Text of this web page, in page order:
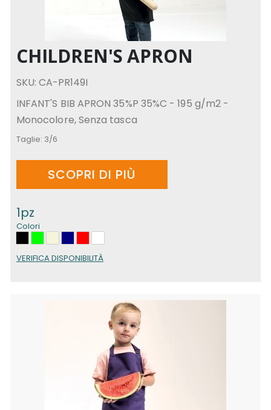
CHILDREN'S APRON
SKU: CA-PR149I
INFANT'S BIB APRON 35%P 35%C - 195 g/m2 -
Monocolore, Senza tasca
Taglie: 3/6
SCOPRI DI PIÙ
1pz
Colori
VERIFICA DISPONIBILITÀ